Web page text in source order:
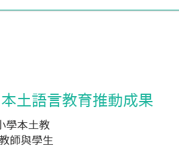
本土語言教育推動成果
學本土教
師與學生